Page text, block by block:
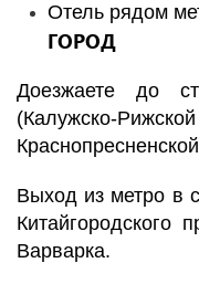
Отель рядом
ГОРОД
Доезжаете до
(Калужско-
Выход из метро в
Китайгородского
Варварка.